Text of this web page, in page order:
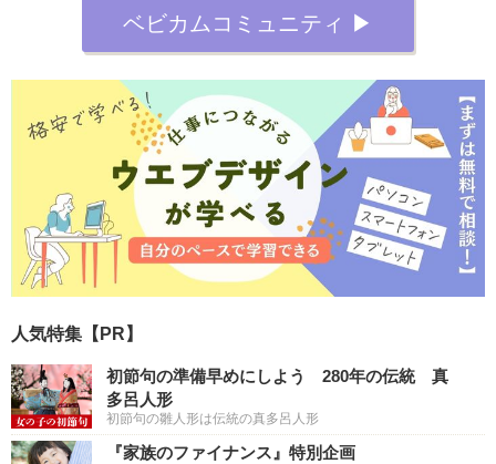
ベビカムコミュニティ ▶︎
人気特集【PR】
初節句の準備早めにしよう 280年の伝統 真
多呂人形
初節句の雛人形は伝統の真多呂人形
『家族のファイナンス』特別企画